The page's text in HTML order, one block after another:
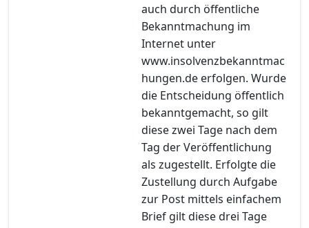
auch durch öffentliche
Bekanntmachung im
Internet unter
www.insolvenzbekanntmac
hungen.de erfolgen. Wurde
die Entscheidung öffentlich
bekanntgemacht, so gilt
diese zwei Tage nach dem
Tag der Veröffentlichung
als zugestellt. Erfolgte die
Zustellung durch Aufgabe
zur Post mittels einfachem
Brief gilt diese drei Tage